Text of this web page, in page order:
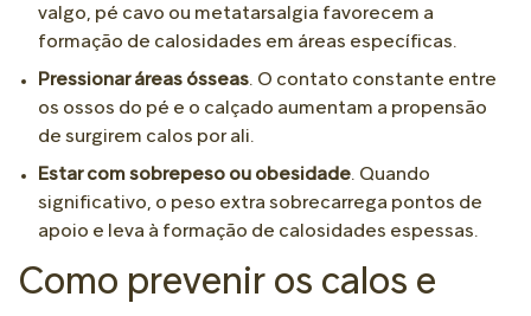
valgo, pé cavo ou metatarsalgia favorecem a
formação de calosidades em áreas específicas.
Pressionar áreas ósseas. O contato constante entre
os ossos do pé e o calçado aumentam a propensão
de surgirem calos por ali.
Estar com sobrepeso ou obesidade. Quando
significativo, o peso extra sobrecarrega pontos de
apoio e leva à formação de calosidades espessas.
Como prevenir os calos e